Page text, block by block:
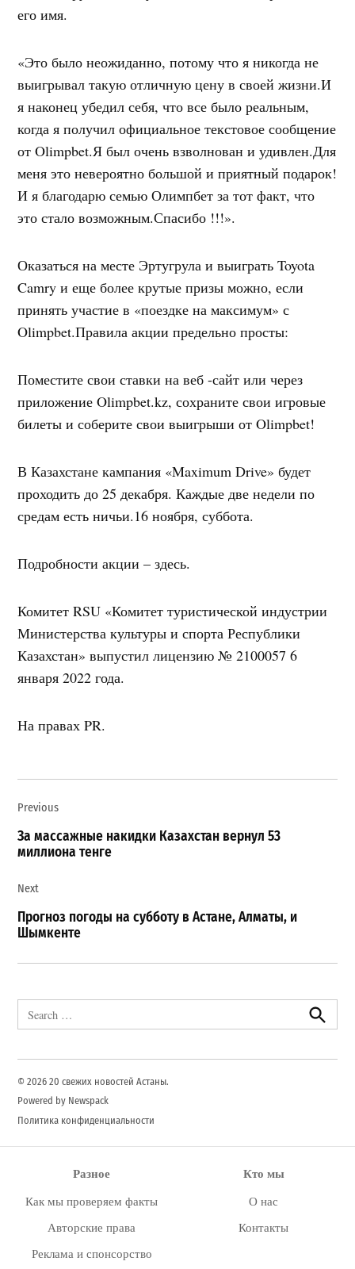
его имя.
«Это было неожиданно, потому что я никогда не
выигрывал такую ​​отличную цену в своей жизни.И
я наконец убедил себя, что все было реальным,
когда я получил официальное текстовое сообщение
от Olimpbet.Я был очень взволнован и удивлен.Для
меня это невероятно большой и приятный подарок!
И я благодарю семью Олимпбет за тот факт, что
это стало возможным.Спасибо !!!».
Оказаться на месте Эртугрула и выиграть Toyota
Camry и еще более крутые призы можно, если
принять участие в «поездке на максимум» с
Olimpbet.Правила акции предельно просты:
Поместите свои ставки на веб -сайт или через
приложение Olimpbet.kz, сохраните свои игровые
билеты и соберите свои выигрыши от Olimpbet!
В Казахстане кампания «Maximum Drive» будет
проходить до 25 декабря. Каждые две недели по
средам есть ничьи.16 ноября, суббота.
Подробности акции – здесь.
Комитет RSU «Комитет туристической индустрии
Министерства культуры и спорта Республики
Казахстан» выпустил лицензию № 2100057 6
января 2022 года.
На правах PR.
по
записям
Previous
За массажные накидки Казахстан вернул 53
миллиона тенге
Next
Прогноз погоды на субботу в Астане, Алматы, и
Шымкенте
for:
Search
© 2026 20 свежих новостей Астаны.
Powered by Newspack
Политика конфиденциальности
Разное
Как мы проверяем факты
Авторские права
Реклама и спонсорство
Кто мы
О нас
Контакты